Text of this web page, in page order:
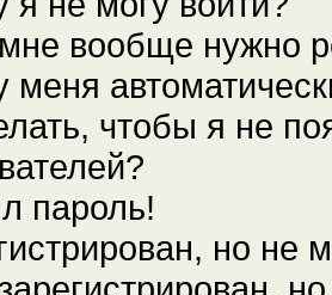
вообще нужно
меня
чтобы я не
пароль!
но не